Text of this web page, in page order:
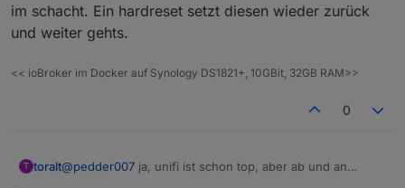
von Fritz weg bin funktioniert das alles erst wirklich
gut 😊
im schacht. Ein hardreset setzt diesen wieder zurück
und weiter gehts.
<< ioBroker im Docker auf Synology DS1821+, 10GBit, 32GB RAM>>
0
T toralt@pedder007 ja, unifi ist schon top, aber ab und an